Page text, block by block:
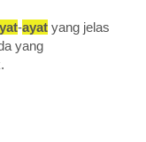
-ayat yang jelas
yang